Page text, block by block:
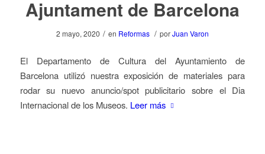
Ajuntament de Barcelona
2 mayo, 2020 / en Reformas / porJuan Varon
El Departamento de Cultura del Ayuntamiento de
Barcelona utilizó nuestra exposición de materiales para
rodar su nuevo anuncio/spot publicitario sobre el Dia
Internacional de los Museos. Leer más